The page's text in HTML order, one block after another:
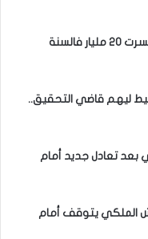
أيت منا: “الوداد اليوم عايشة بسبابي وخسرت 20 مليار فالسنة
ليهم قاضي التحقيق..
بعد تعادل جديد أمام
الملكي يتوقف أمام